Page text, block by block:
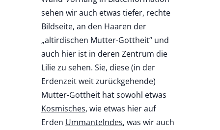
sehen wir auch etwas tiefer, rechte
Bildseite, an den Haaren der
„altirdischen Mutter-Gottheit“ und
auch hier ist in deren Zentrum die
Lilie zu sehen. Sie, diese (in der
Erdenzeit weit zurückgehende)
Mutter-Gottheit hat sowohl etwas
Kosmisches, wie etwas hier auf
Erden Ummantelndes, was wir auch